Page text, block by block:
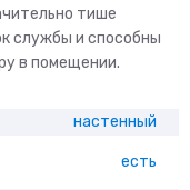
тише
службы и способны
в помещении.
настенный
есть